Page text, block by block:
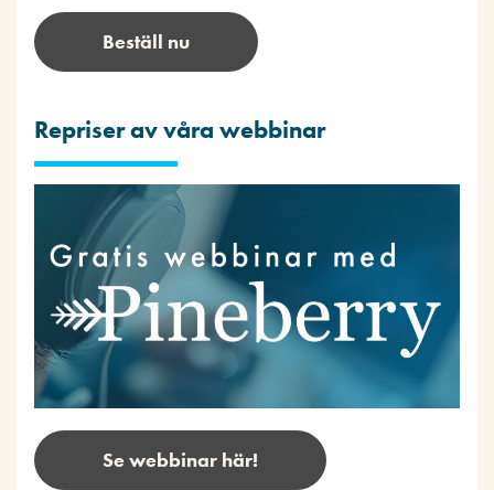
Beställ nu
Repriser av våra webbinar
Se webbinar här!